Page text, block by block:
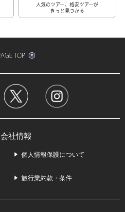
人気のツアー、格安ツアーが
きっと見つかる
会社情報
個人情報保護について
旅行業約款・条件